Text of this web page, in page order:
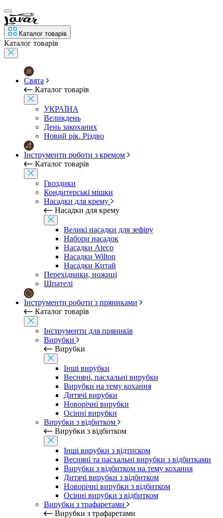
Каталог товарів
Каталог товарів
Свята
Каталог товарів
УКРАЇНА
Великдень
День закоханих
Новий рік. Різдво
Інструменти роботи з кремом
Каталог товарів
Гвоздики
Кондитерські мішки
Насадки для крему
Насадки для крему
Великі насадки для зефіру
Набори насадок
Насадки Ateco
Насадки Wilton
Насадки Китай
Перехідники, ножиці
Шпателі
Інструменти роботи з пряниками
Каталог товарів
Інструменти для пряників
Вирубки
Вирубки
Інші вирубки
Весняні, пасхальні вирубки
Вирубки на тему кохання
Дитячі вирубки
Новорічні вирубки
Осінні вирубки
Вирубки з відбитком
Вирубки з відбитком
Інші вирубки з відтиском
Весняні та пасхальні вирубки з відбитками
Вирубки з відбитком на тему кохання
Дитячі вирубки з відбитком
Новорічні вирубки з відбитком
Осінні вирубки з відбитком
Вирубки з трафаретами
Вирубки з трафаретами